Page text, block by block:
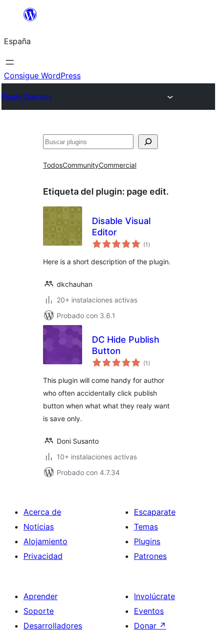
Saltar
contenido
España
Consigue WordPress
Plugin Directory
Buscar
TodosCommunityCommercial
Etiqueta del plugin: page edit.
Disable Visual
Editor
(1 valoraciones
en
)
Here is a short description of the plugin.
dkchauhan
20+ instalaciones activas
Probado con 3.6.1
DC Hide Publish
Button
(1 valoraciones
en
)
This plugin will come handy for author
who often accidentally click publish
button when what what they realy want
is save only.
Doni Susanto
10+ instalaciones activas
Probado con 4.7.34
Acerca de
Noticias
Alojamiento
Privacidad
Escaparate
Temas
Plugins
Patrones
Aprender
Soporte
Desarrolladores
Involúcrate
Eventos
Donar ↗